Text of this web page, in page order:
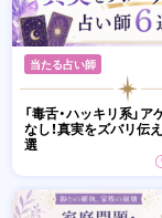
当たる占い師
「毒舌・ハッキリ系」
なし！真実をズバリ伝
選